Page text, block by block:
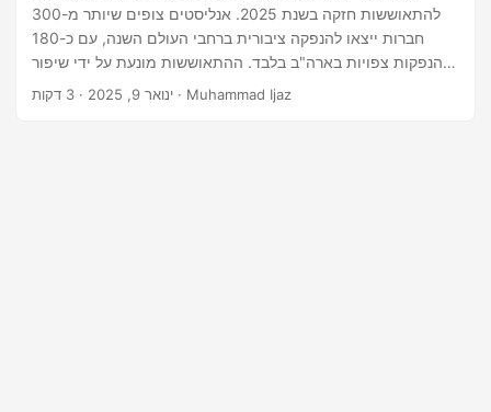
להתאוששות חזקה בשנת 2025. אנליסטים צופים שיותר מ-300
חברות ייצאו להנפקה ציבורית ברחבי העולם השנה, עם כ-180
הנפקות צפויות בארה"ב בלבד. ההתאוששות מונעת על ידי שיפור
הביטחון של המשקיעים, ביצועים חזקים בשוק המניות, והתקדמות
ינואר 9, 2025 · 3 דקות · Muhammad Ijaz